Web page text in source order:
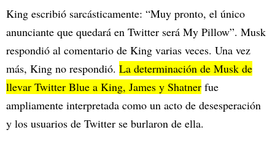
King escribió sarcásticamente: “Muy pronto, el único
anunciante que quedará en Twitter será My Pillow”. Musk
respondió al comentario de King varias veces. Una vez
más, King no respondió. La determinación de Musk de
llevar Twitter Blue a King, James y Shatner fue
ampliamente interpretada como un acto de desesperación
y los usuarios de Twitter se burlaron de ella.